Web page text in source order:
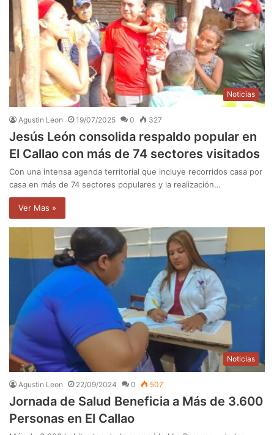
Noticias
Agustin Leon 19/07/2025 0 327
Jesús León consolida respaldo popular en
El Callao con más de 74 sectores visitados
Con una intensa agenda territorial que incluye recorridos casa por
casa en más de 74 sectores populares y la realización…
Ver Mas »
Noticias
Agustin Leon 22/09/2024 0 507
Jornada de Salud Beneficia a Más de 3.600
Personas en El Callao